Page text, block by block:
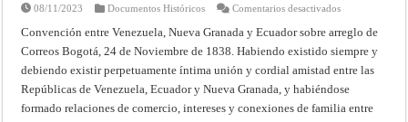
08/11/2023 Documentos Históricos Comentarios desactivadosen
entre
Venezuela,
Nueva
Granada
y
sobre
arreglo
de
Convención entre Venezuela, Nueva Granada y Ecuador sobre arreglo de
Correos Bogotá, 24 de Noviembre de 1838. Habiendo existido siempre y
debiendo existir perpetuamente íntima unión y cordial amistad entre las
Repúblicas de Venezuela, Ecuador y Nueva Granada, y habiéndose
formado relaciones de comercio, intereses y conexiones de familia entre